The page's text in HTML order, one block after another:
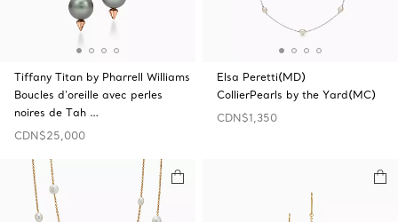
Tiffany Titan by Pharrell Williams
Boucles d’oreille avec perles
noires de Tah …
CDN$25,000
Elsa Peretti(MD)
CollierPearls by the Yard(MC)
CDN$1,350